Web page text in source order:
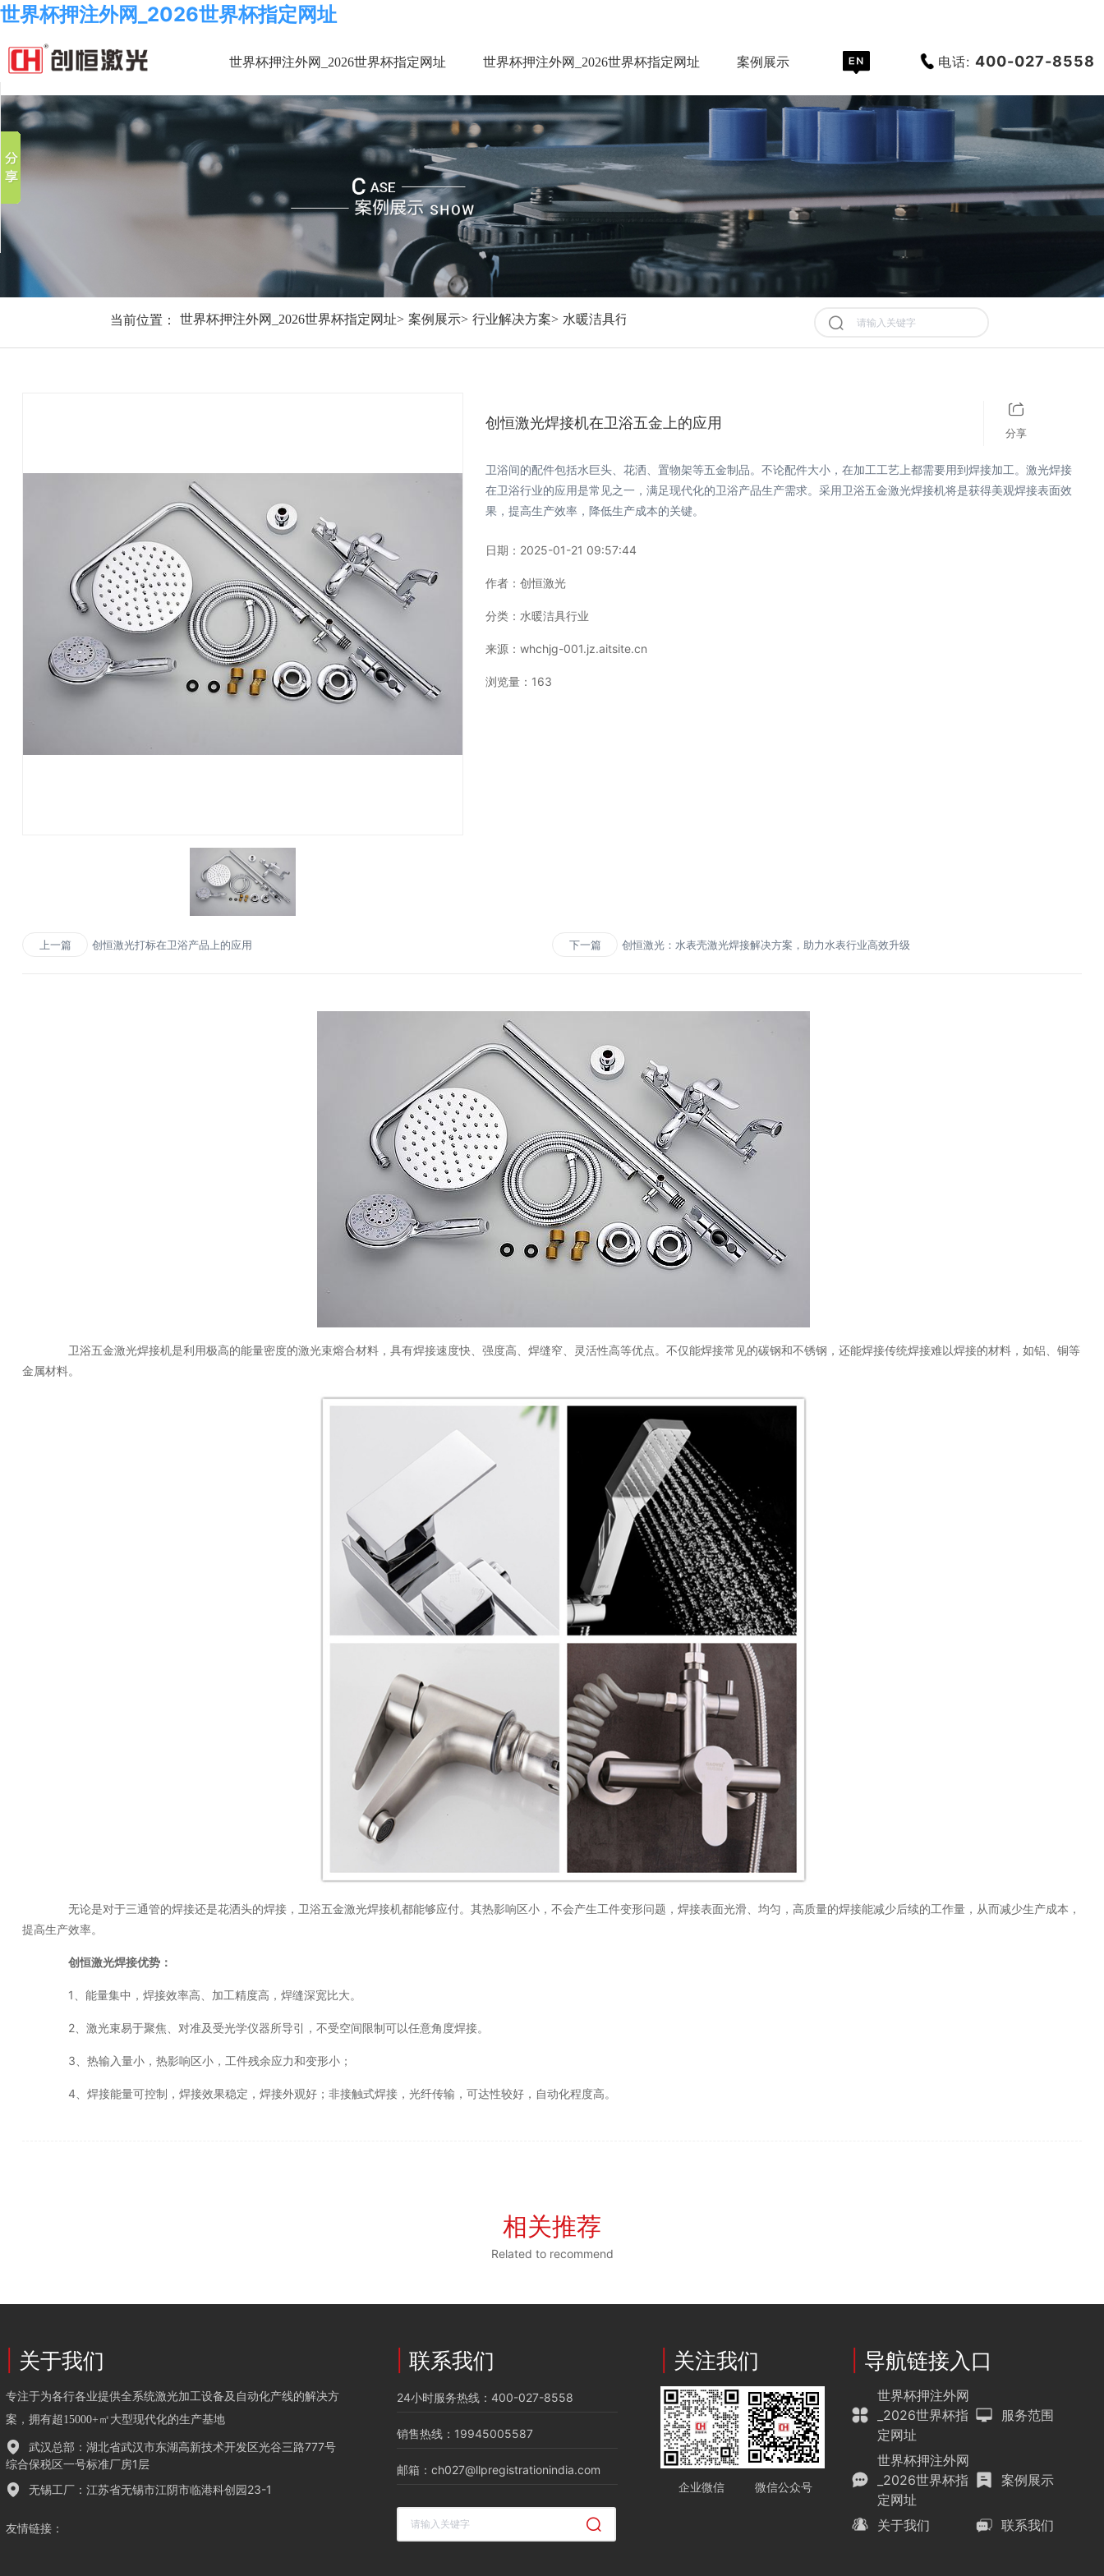
世界杯押注外网_2026世界杯指定网址
世界杯押注外网_2026世界杯指定网址 世界杯押注外网_2026世界杯指定网址 案例展示 服务支持 关于创恒 世界杯押注外网
电话:400-027-8558
当前位置： 世界杯押注外网_2026世界杯指定网址> 案例展示> 行业解决方案> 水暖洁具行业 创恒激光焊接机在卫浴五金上的应用
清空记录
创恒激光焊接机在卫浴五金上的应用
分享
卫浴间的配件包括水巨头、花洒、置物架等五金制品。不论配件大小，在加工工艺上都需要用到焊接加工。激光焊接
在卫浴行业的应用是常见之一，满足现代化的卫浴产品生产需求。采用卫浴五金激光焊接机将是获得美观焊接表面效
果，提高生产效率，降低生产成本的关键。
日期： 2025-01-21 09:57:44
作者：创恒激光
分类： 水暖洁具行业
来源：whchjg-001.jz.aitsite.cn
浏览量： 163
上一篇 创恒激光打标在卫浴产品上的应用 下一篇 创恒激光：水表壳激光焊接解决方案，助力水表行业高效升级
卫浴五金激光焊接机是利用极高的能量密度的激光束熔合材料，具有焊接速度快、强度高、焊缝窄、灵活性高等优点。不仅能焊接常见的碳钢和不锈钢，还能焊接传统焊接难以焊接的材料，如铝、铜等
金属材料。
无论是对于三通管的焊接还是花洒头的焊接，卫浴五金激光焊接机都能够应付。其热影响区小，不会产生工件变形问题，焊接表面光滑、均匀，高质量的焊接能减少后续的工作量，从而减少生产成本，
提高生产效率。
创恒激光焊接优势：
1、能量集中，焊接效率高、加工精度高，焊缝深宽比大。
2、激光束易于聚焦、对准及受光学仪器所导引，不受空间限制可以任意角度焊接。
3、热输入量小，热影响区小，工件残余应力和变形小；
4、焊接能量可控制，焊接效果稳定，焊接外观好；非接触式焊接，光纤传输，可达性较好，自动化程度高。
相关推荐
Related to recommend
关于我们
专注于为各行各业提供全系统激光加工设备及自动化产线的解决方
案，拥有超15000+㎡大型现代化的生产基地
武汉总部：湖北省武汉市东湖高新技术开发区光谷三路777号
综合保税区一号标准厂房1层
无锡工厂：江苏省无锡市江阴市临港科创园23-1
友情链接 ：
联系我们
24小时服务热线：400-027-8558
销售热线：19945005587
邮箱：ch027@llpregistrationindia.com
清空记录
关注我们
企业微信 微信公众号
导航链接入口
世界杯押注外网
_2026世界杯指
定网址
服务范围
世界杯押注外网
_2026世界杯指
定网址
案例展示
关于我们 联系我们
分享到
新浪微博
微信